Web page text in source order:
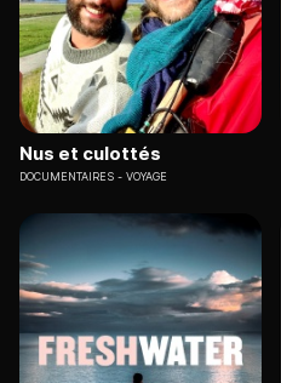
Nus et culottés
DOCUMENTAIRES VOYAGE